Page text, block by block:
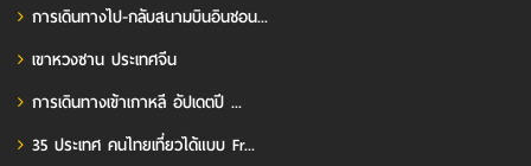
การเดินทางไป-กลับสนามบินอินชอน...
เขาหวงซาน ประเทศจีน
การเดินทางเข้าเกาหลี อัปเดตปี ...
35 ประเทศ คนไทยเที่ยวได้แบบ Fr...